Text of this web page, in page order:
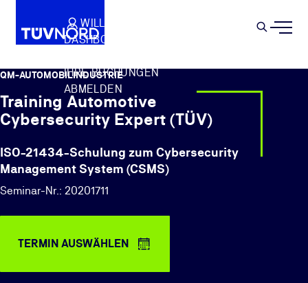
Springe zum Hauptinhalt
WILLKOMMEN
DASHBOARD
IHRE BUCHUNGEN
ABMELDEN
QM-AUTOMOBILINDUSTRIE
Training Automotive
Cybersecurity Expert (TÜV)
ISO-21434-Schulung zum Cybersecurity
Management System (CSMS)
Seminar-Nr.: 20201711
TERMIN AUSWÄHLEN